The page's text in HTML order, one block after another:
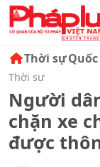
Thời sự
Thời sự
Người
chặn xe
được